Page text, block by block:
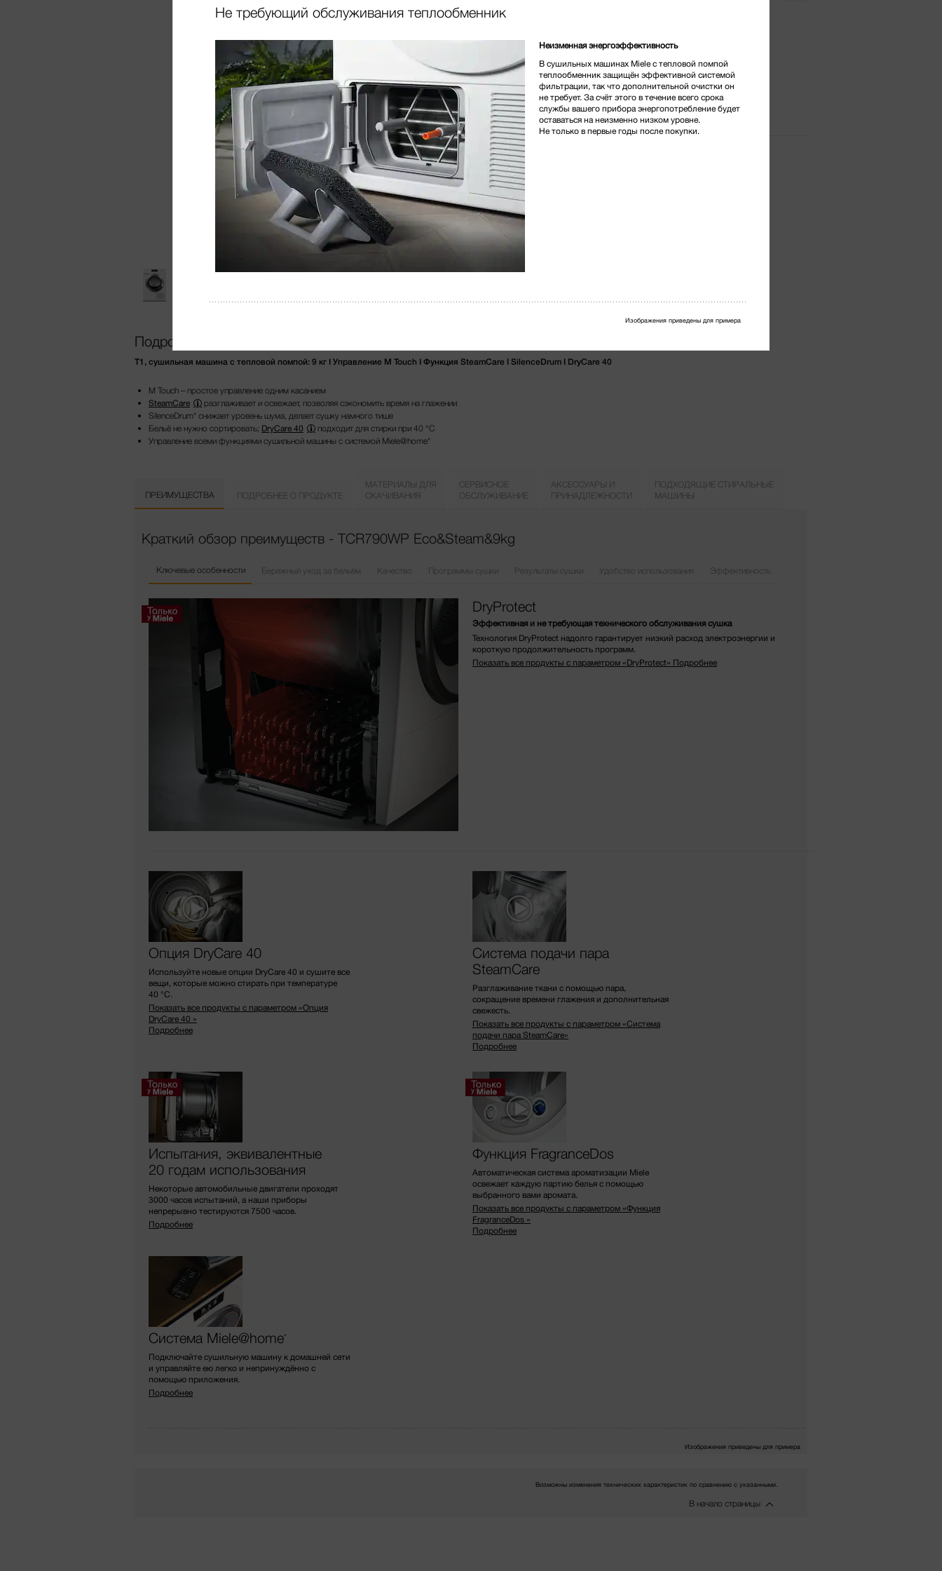
360°
* Розничная цена
Подробнее о продукте
T1, сушильная машина с тепловой помпой: 9 кг I Управление M Touch I Функция SteamCare I SilenceDrum I DryCare 40
M Touch – простое управление одним касанием
SteamCare
разглаживает и освежает, позволяя сэкономить время на глажении
SilenceDrum* снижает уровень шума, делает сушку намного тише
Бельё не нужно сортировать; DryCare 40
подходит для стирки при 40 °C
Управление всеми функциями сушильной машины с системой Miele@home*
ПРЕИМУЩЕСТВА ПОДРОБНЕЕ О ПРОДУКТЕ
МАТЕРИАЛЫ ДЛЯ
СКАЧИВАНИЯ
СЕРВИСНОЕ
ОБСЛУЖИВАНИЕ
АКСЕССУАРЫ И
ПРИНАДЛЕЖНОСТИ
ПОДХОДЯЩИЕ СТИРАЛЬНЫЕ
МАШИНЫ
Краткий обзор преимуществ - TCR790WP Eco&Steam&9kg
Ключевые особенности Бережный уход за бельём Качество Программы сушки Результаты сушки Удобство использования Эффективность
DryProtect
Эффективная и не требующая технического обслуживания сушка
Технология DryProtect надолго гарантирует низкий расход электроэнергии и
короткую продолжительность программ.
Показать все продукты с параметром «DryProtect» Подробнее
Опция DryCare 40
Используйте новые опции DryCare 40 и сушите все
вещи, которые можно стирать при температуре
40 °C.
Показать все продукты с параметром «Опция
DryCare 40 »
Подробнее
Система подачи пара
SteamCare
Разглаживание ткани с помощью пара,
сокращение времени глажения и дополнительная
свежесть.
Показать все продукты с параметром «Система
подачи пара SteamCare»
Подробнее
Испытания, эквивалентные
20 годам использования
Некоторые автомобильные двигатели проходят
3000 часов испытаний, а наши приборы
непрерывно тестируются 7500 часов.
Подробнее
Функция FragranceDos
Автоматическая система ароматизации Miele
освежает каждую партию белья с помощью
выбранного вами аромата.
Показать все продукты с параметром «Функция
FragranceDos »
Подробнее
Система Miele@home*
Подключайте сушильную машину к домашней сети
и управляйте ею легко и непринуждённо с
помощью приложения.
Подробнее
Изображения приведены для примера
Возможны изменения технических характеристик по сравнению с указанными.
В начало страницы
Не требующий обслуживания теплообменник
Неизменная энергоэффективность
В сушильных машинах Miele с тепловой помпой
теплообменник защищён эффективной системой
фильтрации, так что дополнительной очистки он
не требует. За счёт этого в течение всего срока
службы вашего прибора энергопотребление будет
оставаться на неизменно низком уровне.
Не только в первые годы после покупки.
Изображения приведены для примера